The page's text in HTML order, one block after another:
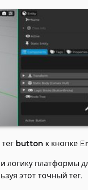
button к кнопке
платформы
этот точный тег.